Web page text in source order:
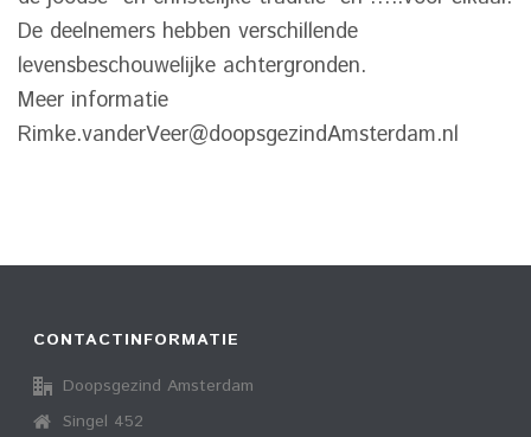
De deelnemers hebben verschillende
levensbeschouwelijke achtergronden.
Meer informatie
Rimke.vanderVeer@doopsgezindAmsterdam.nl
CONTACTINFORMATIE
Doopsgezind Amsterdam
Singel 452